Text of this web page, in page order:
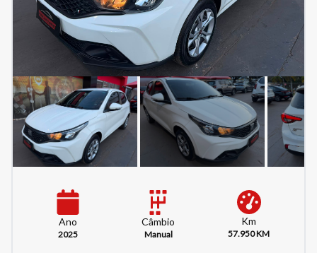
Ano
2025
Câmbio
Manual
Km
57.950 KM